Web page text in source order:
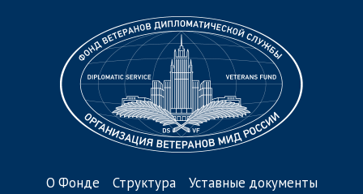
О Фонде Структура
Уставные документы